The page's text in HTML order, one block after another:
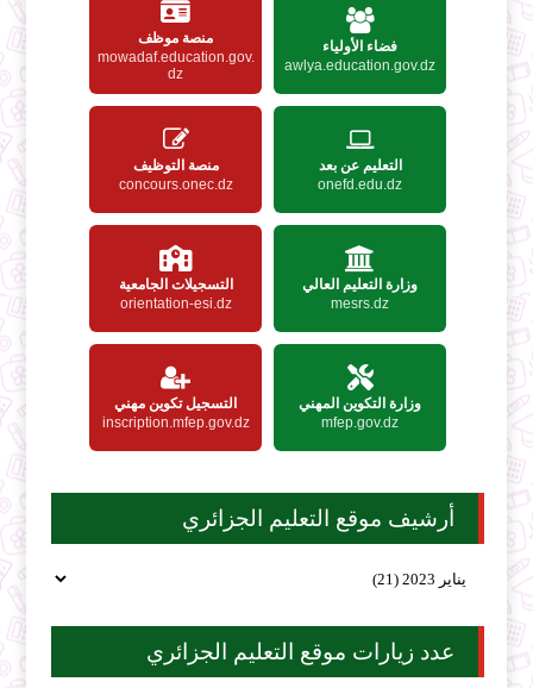
فضاء الأولياء
awlya.education.gov.dz
منصة موظف
mowadaf.education.gov.
dz
التعليم عن بعد
onefd.edu.dz
منصة التوظيف
concours.onec.dz
وزارة التعليم العالي
mesrs.dz
التسجيلات الجامعية
orientation-esi.dz
وزارة التكوين المهني
mfep.gov.dz
التسجيل تكوين مهني
inscription.mfep.gov.dz
أرشيف موقع التعليم الجزائري
عدد زيارات موقع التعليم الجزائري